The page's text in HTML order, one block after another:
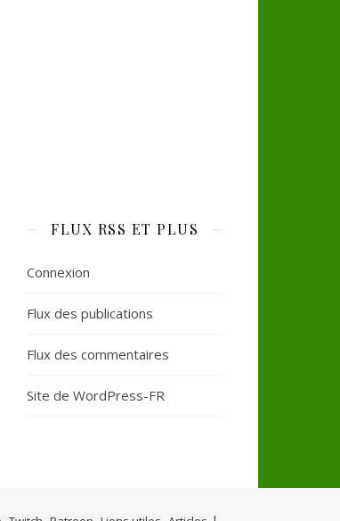
FLUX RSS ET PLUS
Connexion
Flux des publications
Flux des commentaires
Site de WordPress-FR